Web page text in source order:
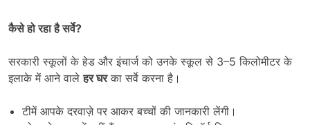
कैसे हो रहा है सर्वे?
सरकारी स्कूलों के हेड और इंचार्ज को उनके स्कूल से 3–5 किलोमीटर के
इलाके में आने वालेहर घरका सर्वे करना है।
टीमें आपके दरवाज़े पर आकर बच्चों की जानकारी लेंगी।